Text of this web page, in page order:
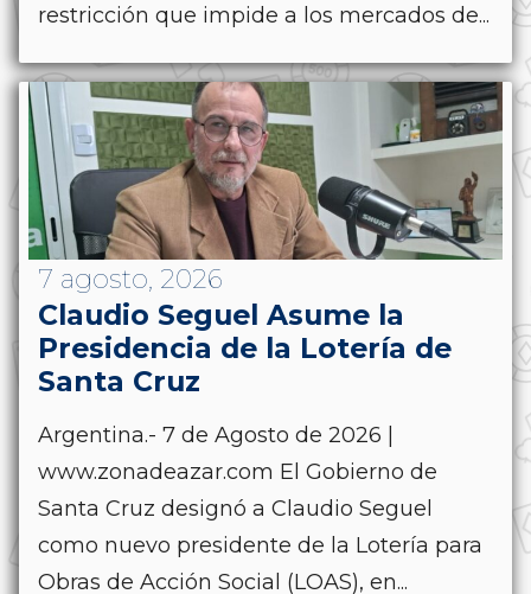
restricción que impide a los mercados de...
7 agosto, 2026
Claudio Seguel Asume la
Presidencia de la Lotería de
Santa Cruz
Argentina.- 7 de Agosto de 2026 |
www.zonadeazar.com El Gobierno de
Santa Cruz designó a Claudio Seguel
como nuevo presidente de la Lotería para
Obras de Acción Social (LOAS), en...